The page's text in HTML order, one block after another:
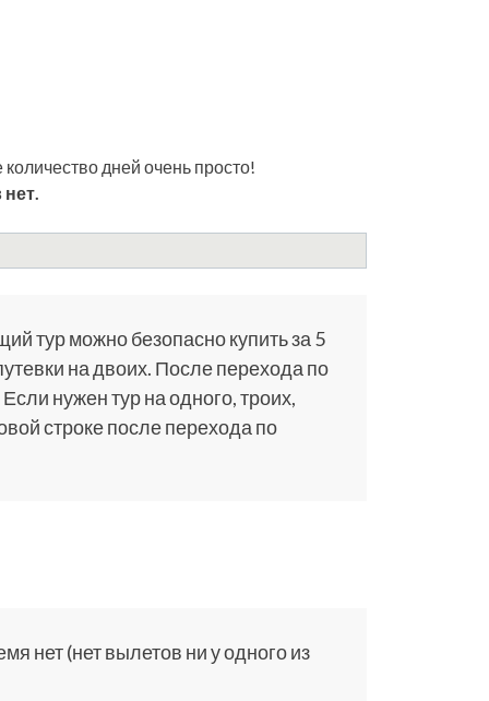
дней очень просто!
тур можно безопасно купить за 5
на двоих. После перехода по
нужен тур на одного, троих,
строке после перехода по
нет (нет вылетов ни у одного из